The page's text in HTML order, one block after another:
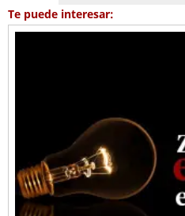
Te puede interesar: